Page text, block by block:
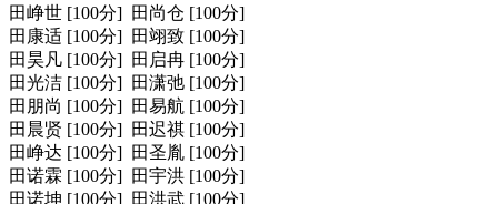
田峥世 [100分] 田尚仓 [100分]
田康适 [100分] 田翊致 [100分]
田昊凡 [100分] 田启冉 [100分]
田光洁 [100分] 田潇弛 [100分]
田朋尚 [100分] 田易航 [100分]
田晨贤 [100分] 田迟祺 [100分]
田峥达 [100分] 田圣胤 [100分]
田诺霖 [100分] 田宇洪 [100分]
田诺坤 [100分] 田洪武 [100分]